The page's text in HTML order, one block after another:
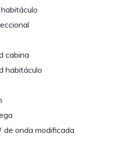
cabina
habitáculo
onda modificada